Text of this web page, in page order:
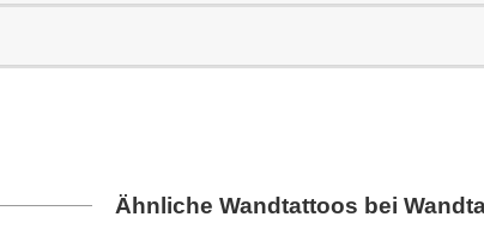
Ähnliche Wandtattoos bei